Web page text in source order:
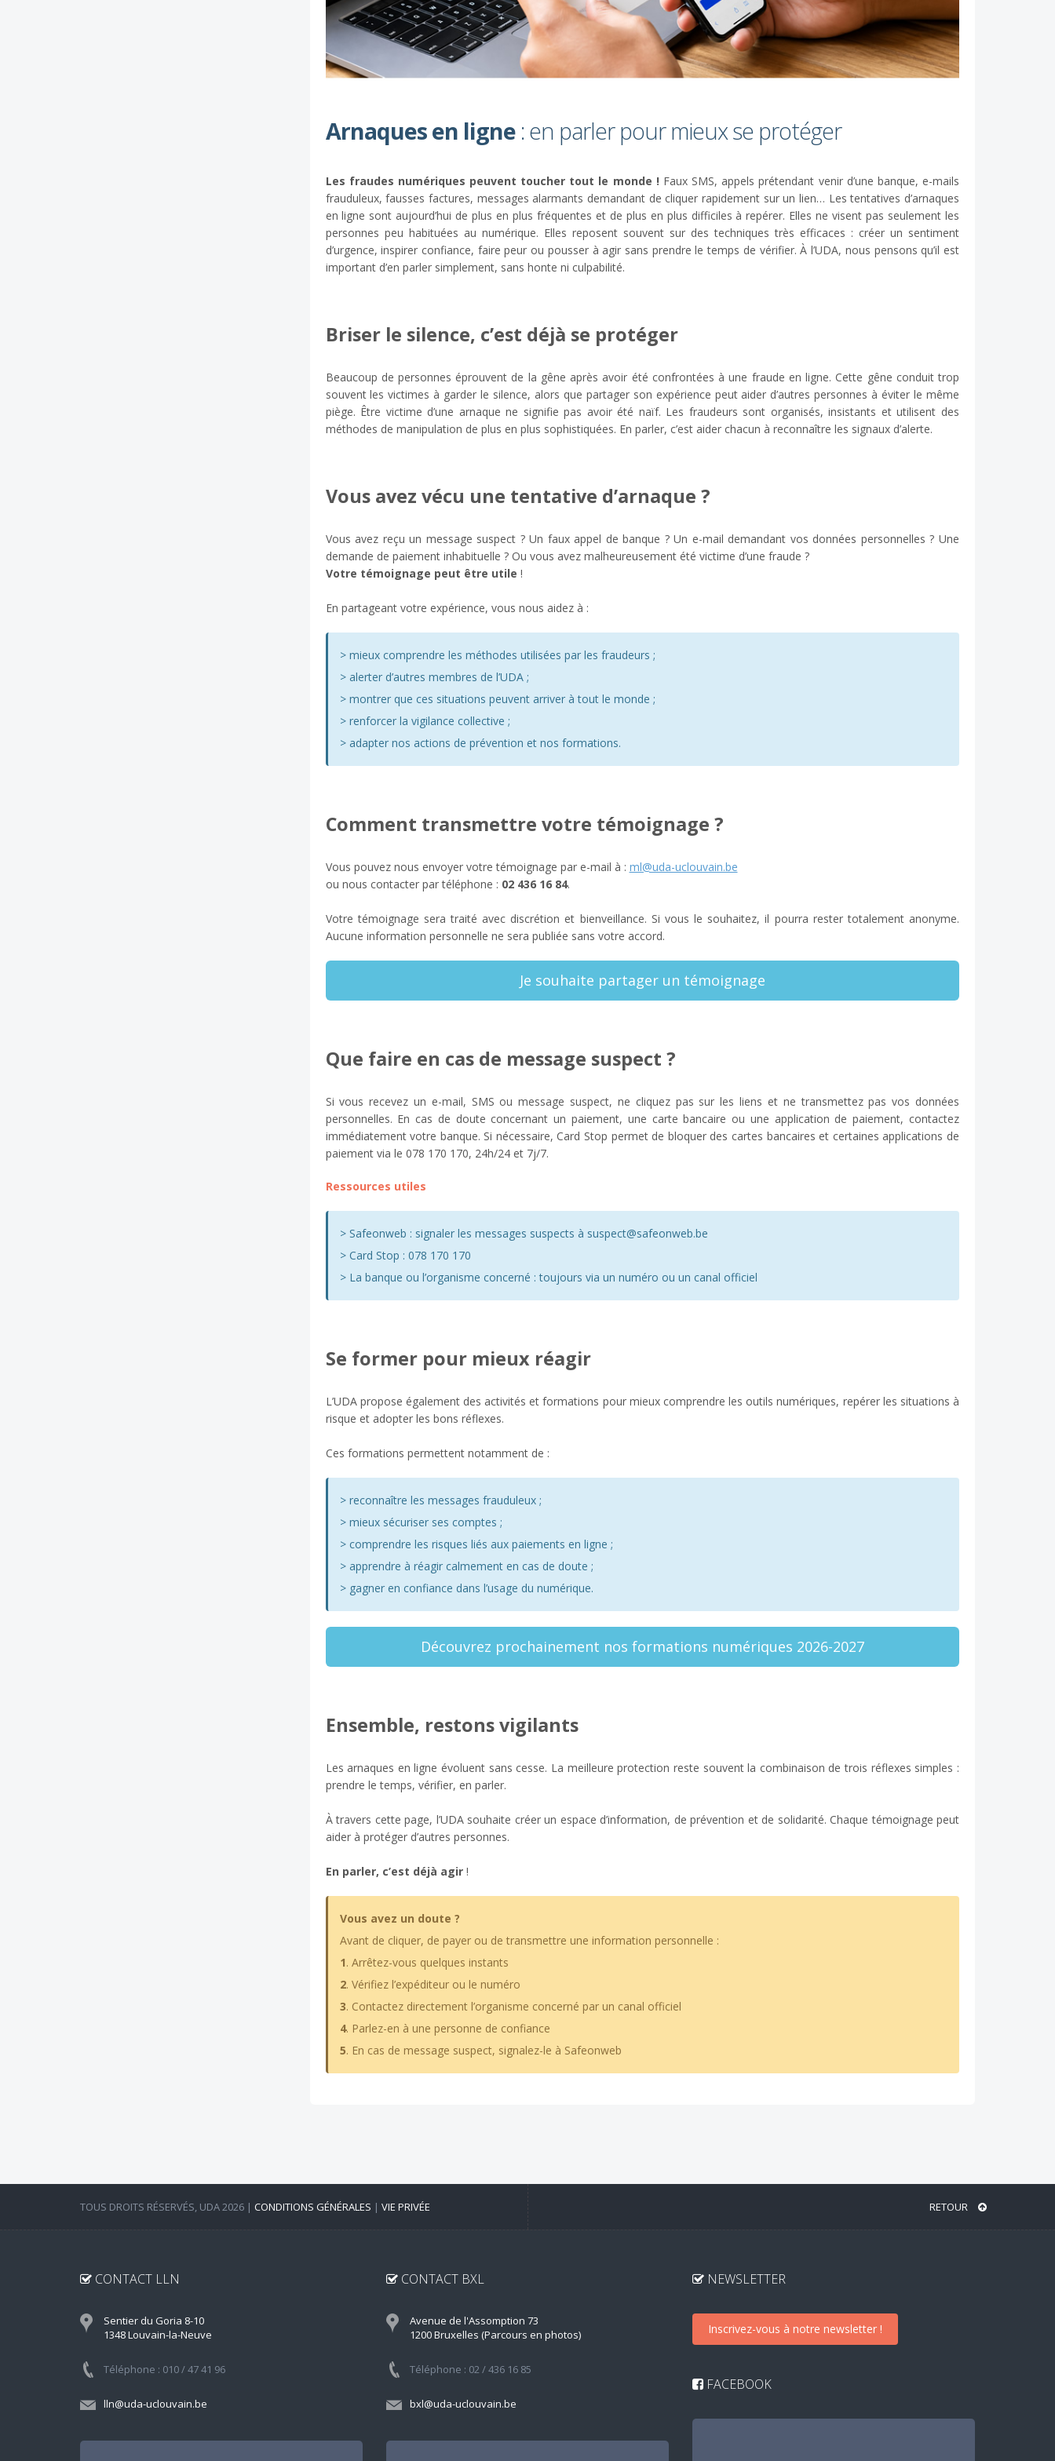
Arnaques en ligne: en parler pour mieux se protéger
Les fraudes numériques peuvent toucher tout le monde ! Faux SMS, appels prétendant venir d’une banque, e-mails
frauduleux, fausses factures, messages alarmants demandant de cliquer rapidement sur un lien… Les tentatives d’arnaques
en ligne sont aujourd’hui de plus en plus fréquentes et de plus en plus difficiles à repérer. Elles ne visent pas seulement les
personnes peu habituées au numérique. Elles reposent souvent sur des techniques très efficaces : créer un sentiment
d’urgence, inspirer confiance, faire peur ou pousser à agir sans prendre le temps de vérifier. À l’UDA, nous pensons qu’il est
important d’en parler simplement, sans honte ni culpabilité.
Briser le silence, c’est déjà se protéger
Beaucoup de personnes éprouvent de la gêne après avoir été confrontées à une fraude en ligne. Cette gêne conduit trop
souvent les victimes à garder le silence, alors que partager son expérience peut aider d’autres personnes à éviter le même
piège. Être victime d’une arnaque ne signifie pas avoir été naïf. Les fraudeurs sont organisés, insistants et utilisent des
méthodes de manipulation de plus en plus sophistiquées. En parler, c’est aider chacun à reconnaître les signaux d’alerte.
Vous avez vécu une tentative d’arnaque ?
Vous avez reçu un message suspect ? Un faux appel de banque ? Un e-mail demandant vos données personnelles ? Une
demande de paiement inhabituelle ? Ou vous avez malheureusement été victime d’une fraude ?
Votre témoignage peut être utile !
En partageant votre expérience, vous nous aidez à :
> mieux comprendre les méthodes utilisées par les fraudeurs ;
> alerter d’autres membres de l’UDA ;
> montrer que ces situations peuvent arriver à tout le monde ;
> renforcer la vigilance collective ;
> adapter nos actions de prévention et nos formations.
Comment transmettre votre témoignage ?
Vous pouvez nous envoyer votre témoignage par e-mail à : ml@uda-uclouvain.be
ou nous contacter par téléphone : 02 436 16 84.
Votre témoignage sera traité avec discrétion et bienveillance. Si vous le souhaitez, il pourra rester totalement anonyme.
Aucune information personnelle ne sera publiée sans votre accord.
Je souhaite partager un témoignage
Que faire en cas de message suspect ?
Si vous recevez un e-mail, SMS ou message suspect, ne cliquez pas sur les liens et ne transmettez pas vos données
personnelles. En cas de doute concernant un paiement, une carte bancaire ou une application de paiement, contactez
immédiatement votre banque. Si nécessaire, Card Stop permet de bloquer des cartes bancaires et certaines applications de
paiement via le 078 170 170, 24h/24 et 7j/7.
Ressources utiles
> Safeonweb : signaler les messages suspects à suspect@safeonweb.be
> Card Stop : 078 170 170
> La banque ou l’organisme concerné : toujours via un numéro ou un canal officiel
Se former pour mieux réagir
L’UDA propose également des activités et formations pour mieux comprendre les outils numériques, repérer les situations à
risque et adopter les bons réflexes.
Ces formations permettent notamment de :
> reconnaître les messages frauduleux ;
> mieux sécuriser ses comptes ;
> comprendre les risques liés aux paiements en ligne ;
> apprendre à réagir calmement en cas de doute ;
> gagner en confiance dans l’usage du numérique.
Découvrez prochainement nos formations numériques 2026-2027
Ensemble, restons vigilants
Les arnaques en ligne évoluent sans cesse. La meilleure protection reste souvent la combinaison de trois réflexes simples :
prendre le temps, vérifier, en parler.
À travers cette page, l’UDA souhaite créer un espace d’information, de prévention et de solidarité. Chaque témoignage peut
aider à protéger d’autres personnes.
En parler, c’est déjà agir!
Vous avez un doute ?
Avant de cliquer, de payer ou de transmettre une information personnelle :
1. Arrêtez-vous quelques instants
2. Vérifiez l’expéditeur ou le numéro
3. Contactez directement l’organisme concerné par un canal officiel
4. Parlez-en à une personne de confiance
5. En cas de message suspect, signalez-le à Safeonweb
TOUS DROITS RÉSERVÉS, UDA 2026 | CONDITIONS GÉNÉRALES | VIE PRIVÉE RETOUR
CONTACT LLN
Sentier du Goria 8-10
1348 Louvain-la-Neuve
Téléphone : 010 / 47 41 96
lln@uda-uclouvain.be
CONTACT BXL
Avenue de l'Assomption 73
1200 Bruxelles (Parcours en photos)
Téléphone : 02 / 436 16 85
bxl@uda-uclouvain.be
NEWSLETTER
Inscrivez-vous à notre newsletter !
FACEBOOK